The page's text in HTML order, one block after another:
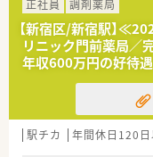
■新規開局のため
れから構築して
【法人特徴につい
■病院経営のコン
野において多角
■何もないとこ
で、常に新しい
■職員が心身とも
正社員
調剤薬局
【新宿区/新宿駅】
リニック門前薬局／
年収600万円の好待
駅チカ 年間休日120日